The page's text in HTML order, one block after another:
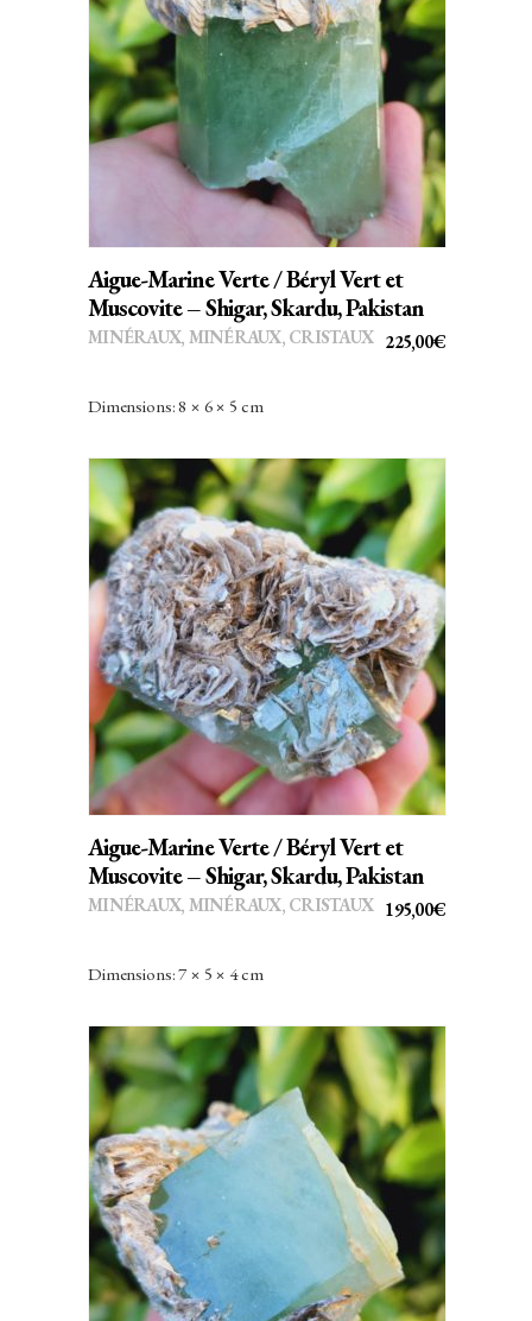
AJOUTER AU PANIER
Aigue-Marine Verte / Béryl Vert et
Muscovite – Shigar, Skardu, Pakistan
225,00€
MINÉRAUX, MINÉRAUX, CRISTAUX
Dimensions: 8 × 6 × 5 cm
AJOUTER AU PANIER
Aigue-Marine Verte / Béryl Vert et
Muscovite – Shigar, Skardu, Pakistan
195,00€
MINÉRAUX, MINÉRAUX, CRISTAUX
Dimensions: 7 × 5 × 4 cm
AJOUTER AU PANIER